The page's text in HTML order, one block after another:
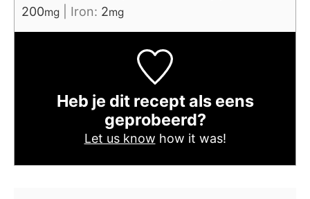
200mg Iron: 2mg
Heb je dit recept als eens
geprobeerd?
Let us know how it was!